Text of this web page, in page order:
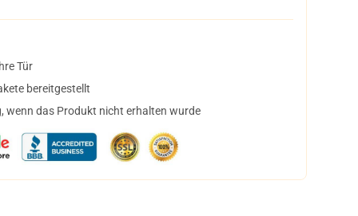
Tür
bereitgestellt
wenn das Produkt nicht erhalten wurde